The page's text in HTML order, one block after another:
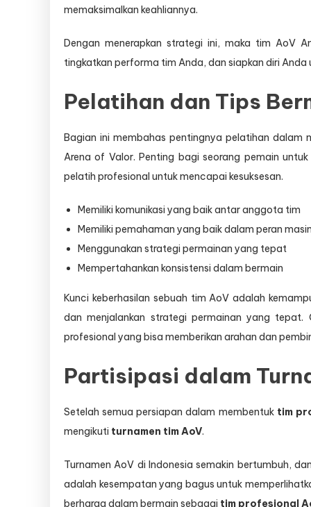
memaksimalkan keahliannya.
Dengan menerapkan strategi ini, maka tim AoV
tingkatkan performa tim Anda, dan siapkan diri Anda
Pelatihan dan Tips
Bagian ini membahas pentingnya pelatihan
Arena of Valor. Penting bagi seorang pemain
pelatih profesional untuk mencapai kesuksesan.
Memiliki komunikasi yang baik antar anggota tim
Memiliki pemahaman yang baik dalam peran
Menggunakan strategi permainan yang tepat
Mempertahankan konsistensi dalam bermain
Kunci keberhasilan sebuah tim AoV adalah
dan menjalankan strategi permainan yang
profesional yang bisa memberikan arahan dan
Partisipasi dalam
Setelah semua persiapan dalam membentuk tim
mengikuti turnamen tim AoV.
Turnamen AoV di Indonesia semakin bertumbuh,
adalah kesempatan yang bagus untuk
berharga dalam bermain sebagai tim profesional